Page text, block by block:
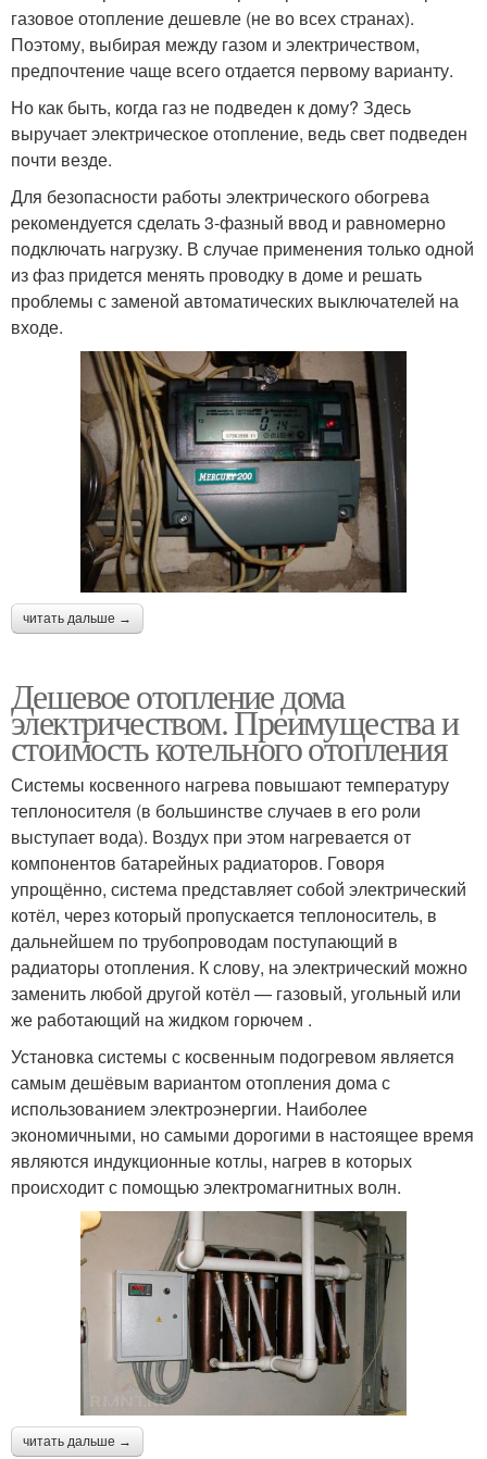
газовое отопление дешевле (не во всех странах).
Поэтому, выбирая между газом и электричеством,
предпочтение чаще всего отдается первому варианту.
Но как быть, когда газ не подведен к дому? Здесь
выручает электрическое отопление, ведь свет подведен
почти везде.
Для безопасности работы электрического обогрева
рекомендуется сделать 3-фазный ввод и равномерно
подключать нагрузку. В случае применения только одной
из фаз придется менять проводку в доме и решать
проблемы с заменой автоматических выключателей на
входе.
читать дальше →
Дешевое отопление дома
электричеством. Преимущества и
стоимость котельного отопления
Системы косвенного нагрева повышают температуру
теплоносителя (в большинстве случаев в его роли
выступает вода). Воздух при этом нагревается от
компонентов батарейных радиаторов. Говоря
упрощённо, система представляет собой электрический
котёл, через который пропускается теплоноситель, в
дальнейшем по трубопроводам поступающий в
радиаторы отопления. К слову, на электрический можно
заменить любой другой котёл — газовый, угольный или
же работающий на жидком горючем .
Установка системы с косвенным подогревом является
самым дешёвым вариантом отопления дома с
использованием электроэнергии. Наиболее
экономичными, но самыми дорогими в настоящее время
являются индукционные котлы, нагрев в которых
происходит с помощью электромагнитных волн.
читать дальше →